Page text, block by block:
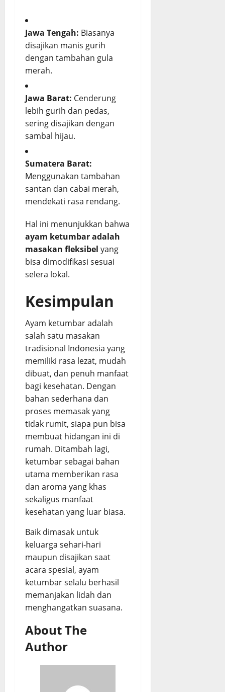
Jawa Tengah: Biasanya
disajikan manis gurih
dengan tambahan gula
merah.
Jawa Barat: Cenderung
lebih gurih dan pedas,
sering disajikan dengan
sambal hijau.
Sumatera Barat:
Menggunakan tambahan
santan dan cabai merah,
mendekati rasa rendang.
Hal ini menunjukkan bahwa
ayam ketumbar adalah
masakan fleksibel yang
bisa dimodifikasi sesuai
selera lokal.
Kesimpulan
Ayam ketumbar adalah
salah satu masakan
tradisional Indonesia yang
memiliki rasa lezat, mudah
dibuat, dan penuh manfaat
bagi kesehatan. Dengan
bahan sederhana dan
proses memasak yang
tidak rumit, siapa pun bisa
membuat hidangan ini di
rumah. Ditambah lagi,
ketumbar sebagai bahan
utama memberikan rasa
dan aroma yang khas
sekaligus manfaat
kesehatan yang luar biasa.
Baik dimasak untuk
keluarga sehari-hari
maupun disajikan saat
acara spesial, ayam
ketumbar selalu berhasil
memanjakan lidah dan
menghangatkan suasana.
About The
Author